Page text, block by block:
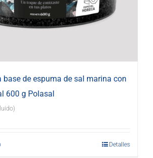
base de espuma de sal marina con
600 g Polasal
Detalles